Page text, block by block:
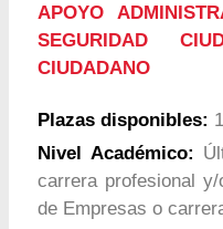
APOYO
SEGURIDAD
CIUDADANO
Plazas disponibles: 1
Nivel Académico:
carrera profesional
de Empresas o